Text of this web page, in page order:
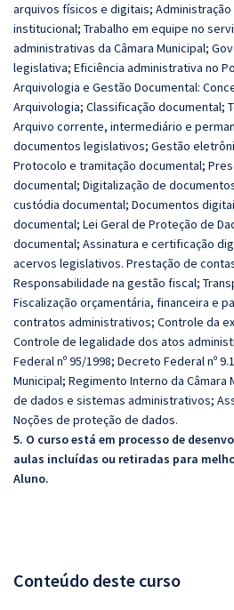
arquivos físicos e digitais; Administração
institucional; Trabalho em equipe no
administrativas da Câmara Municipal;
legislativa; Eficiência administrativa no
Arquivologia e Gestão Documental:
Arquivologia; Classificação documental;
Arquivo corrente, intermediário e
documentos legislativos; Gestão
Protocolo e tramitação documental;
documental; Digitalização de
custódia documental; Documentos
documental; Lei Geral de Proteção de
documental; Assinatura e certificação
acervos legislativos. Prestação de
Responsabilidade na gestão fiscal;
Fiscalização orçamentária, financeira e
contratos administrativos; Controle da
Controle de legalidade dos atos
Federal nº 95/1998; Decreto Federal nº
Municipal; Regimento Interno da Câmara
de dados e sistemas administrativos;
Noções de proteção de dados.
5. O curso está em processo de
aulas incluídas ou retiradas para
Aluno.
Conteúdo deste curso